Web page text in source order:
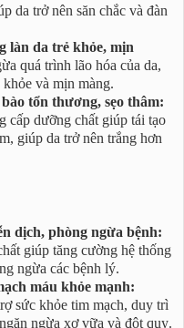
da trở nên săn chắc và đàn
làn da trẻ khỏe, mịn
quá trình lão hóa của da,
và mịn màng.
tổn thương, sẹo thâm:
cấp dưỡng chất giúp tái tạo
giúp da trở nên trắng hơn
dịch, phòng ngừa bệnh:
giúp tăng cường hệ thống
ngừa các bệnh lý.
máu khỏe mạnh:
sức khỏe tim mạch, duy trì
ngừa xơ vữa và đột quỵ.